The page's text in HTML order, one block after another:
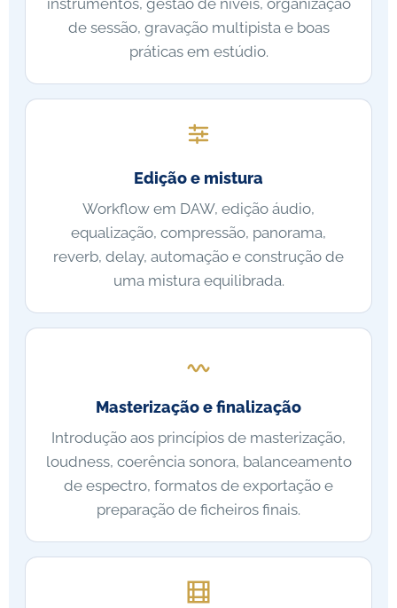
instrumentos, gestão de níveis, organização
de sessão, gravação multipista e boas
práticas em estúdio.
Edição e mistura
Workflow em DAW, edição áudio,
equalização, compressão, panorama,
reverb, delay, automação e construção de
uma mistura equilibrada.
Masterização e finalização
Introdução aos princípios de masterização,
loudness, coerência sonora, balanceamento
de espectro, formatos de exportação e
preparação de ficheiros finais.